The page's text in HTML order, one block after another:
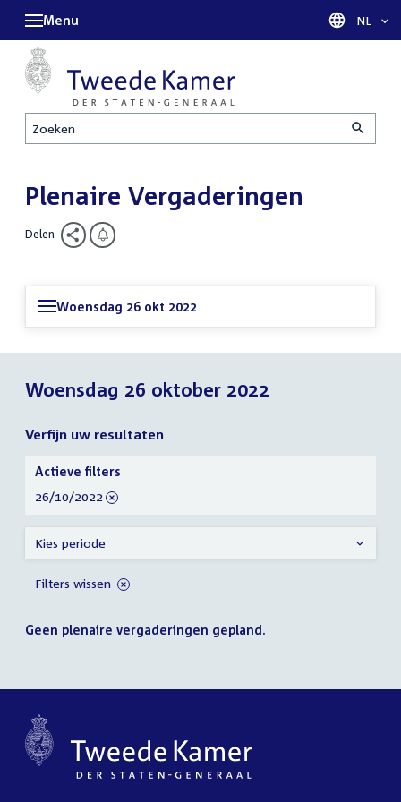
Zoeken
Menu Taal
NL
Plenaire Vergaderingen
Delen
Woensdag 26 okt 2022
Woensdag 26 oktober 2022
Verfijn uw resultaten
Geen plenaire vergaderingen gepland.
Verfijn
uw
resultaten
Actieve filters
verwijder
26/10/2022
Kies periode
Filters wissen